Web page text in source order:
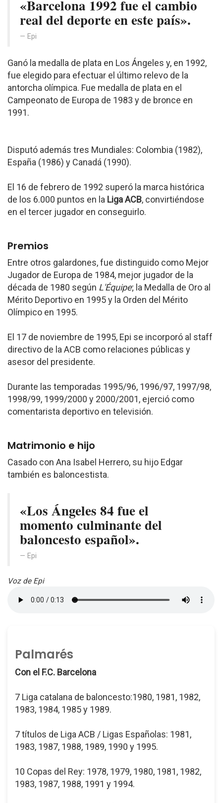
«Barcelona 1992 fue el cambio
real del deporte en este país».
Epi
Ganó la medalla de plata en Los Ángeles y, en 1992,
fue elegido para efectuar el último relevo de la
antorcha olímpica. Fue medalla de plata en el
Campeonato de Europa de 1983 y de bronce en
1991.
Disputó además tres Mundiales: Colombia (1982),
España (1986) y Canadá (1990).
El 16 de febrero de 1992 superó la marca histórica
de los 6.000 puntos en la Liga ACB, convirtiéndose
en el tercer jugador en conseguirlo.
Premios
Entre otros galardones, fue distinguido como Mejor
Jugador de Europa de 1984, mejor jugador de la
década de 1980 según L'Équipe; la Medalla de Oro al
Mérito Deportivo en 1995 y la Orden del Mérito
Olímpico en 1995.
El 17 de noviembre de 1995, Epi se incorporó al staff
directivo de la ACB como relaciones públicas y
asesor del presidente.
Durante las temporadas 1995/96, 1996/97, 1997/98,
1998/99, 1999/2000 y 2000/2001, ejerció como
comentarista deportivo en televisión.
Matrimonio e hijo
Casado con Ana Isabel Herrero, su hijo Edgar
también es baloncestista.
«Los Ángeles 84 fue el
momento culminante del
baloncesto español».
Epi
Voz de Epi
Palmarés
Con el F.C. Barcelona
7 Liga catalana de baloncesto:1980, 1981, 1982,
1983, 1984, 1985 y 1989.
7 títulos de Liga ACB / Ligas Españolas: 1981,
1983, 1987, 1988, 1989, 1990 y 1995.
10 Copas del Rey: 1978, 1979, 1980, 1981, 1982,
1983, 1987, 1988, 1991 y 1994.